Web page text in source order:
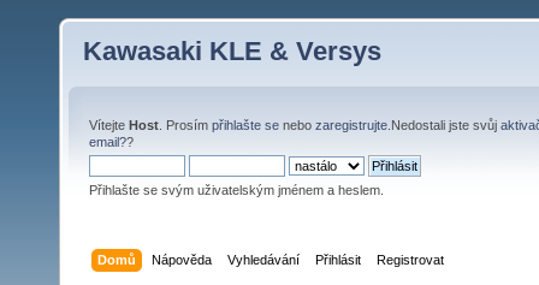
Kawasaki KLE & Versys
Vítejte Host . Prosím přihlašte se nebo zaregistrujte .Nedostali jste svůj
email??
Přihlašte se svým uživatelským jménem a heslem.
Domů Nápověda Vyhledávání Přihlásit Registrovat